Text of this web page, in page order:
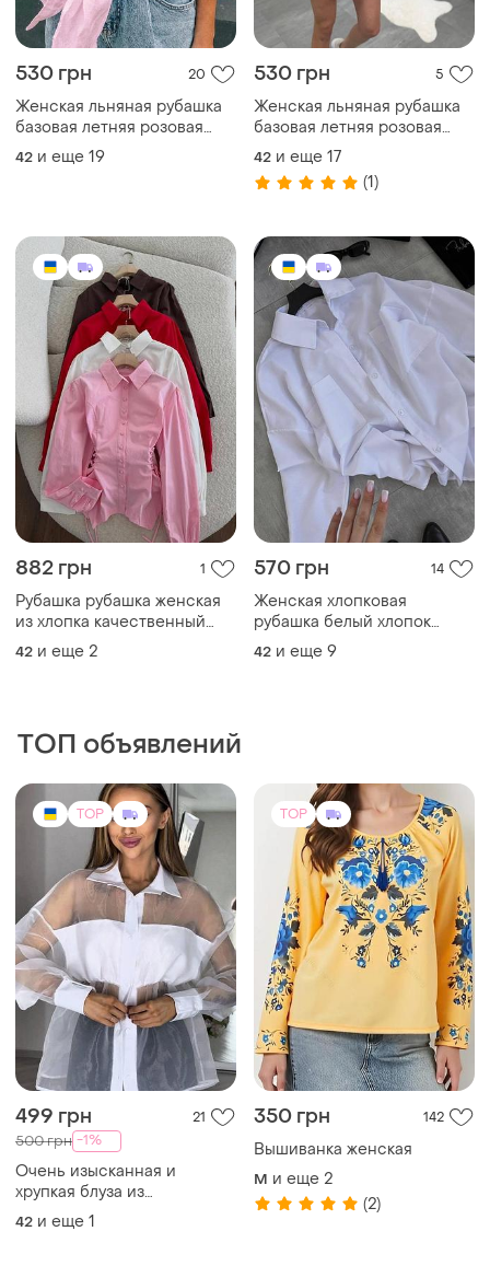
882 грн
дорогой коттон, туречна
▪️цвет: белый, красный,
розовый, шоколад, черный
42 и еще 2
570 грн
Женская хлопковая
базовая летняя ося легкая
натуральная
42 и еще 9
ТОП объявлений
TOP
500 грн
Очень изысканная и
хрупкая блуза из
полупрозрачной органзы
отлично подойдет, как на
романтический ужин так и
на праздник 🥳
и еще 1
TOP
(2)
TOP
275 грн
300 грн -9%
TOP
1749 грн